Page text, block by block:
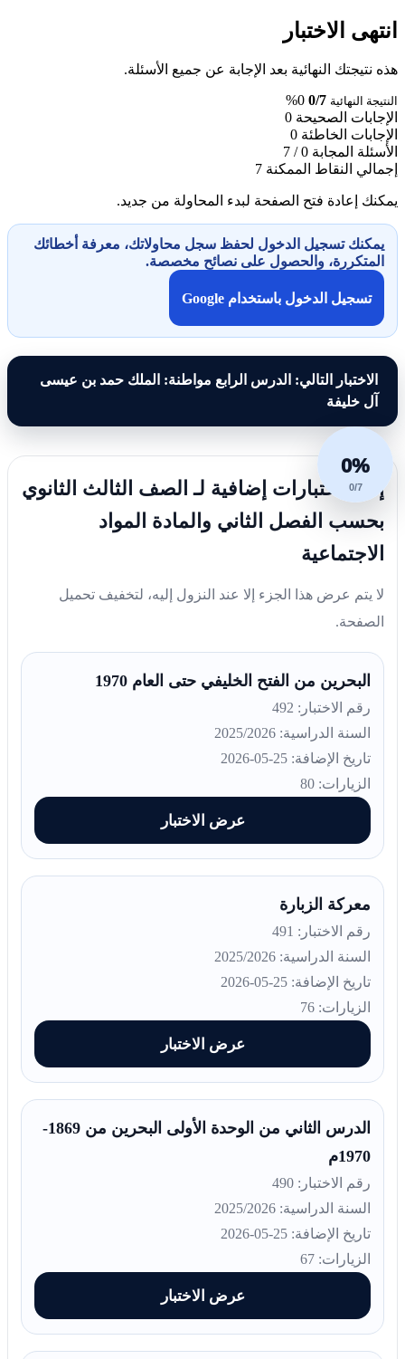
انتهى الاختبار
هذه نتيجتك النهائية بعد الإجابة عن جميع الأسئلة.
النتيجة النهائية 0/7
0%
الإجابات الصحيحة 0
الإجابات الخاطئة 0
الأسئلة المجابة 0 / 7
إجمالي النقاط الممكنة 7
يمكنك إعادة فتح الصفحة لبدء المحاولة من جديد.
يمكنك تسجيل الدخول لحفظ سجل محاولاتك، معرفة أخطائك
المتكررة، والحصول على نصائح مخصصة.
تسجيل الدخول باستخدام Google
الاختبار التالي: الدرس الرابع مواطنة: الملك حمد بن عيسى
آل خليفة
0%
0/7
إليك اختبارات إضافية لـ الصف الثالث الثانوي
بحسب الفصل الثاني والمادة المواد
الاجتماعية
لا يتم عرض هذا الجزء إلا عند النزول إليه، لتخفيف تحميل
الصفحة.
البحرين من الفتح الخليفي حتى العام 1970
رقم الاختبار: 492
السنة الدراسية: 2025/2026
تاريخ الإضافة: 25-05-2026
الزيارات: 80
عرض الاختبار
معركة الزبارة
رقم الاختبار: 491
السنة الدراسية: 2025/2026
تاريخ الإضافة: 25-05-2026
الزيارات: 76
عرض الاختبار
الدرس الثاني من الوحدة الأولى البحرين من 1869-
1970م
رقم الاختبار: 490
السنة الدراسية: 2025/2026
تاريخ الإضافة: 25-05-2026
الزيارات: 67
عرض الاختبار